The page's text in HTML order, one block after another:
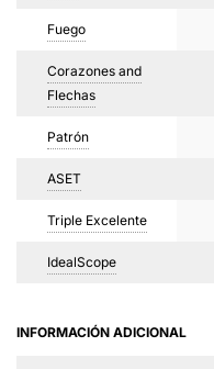
Fuego
Corazones and
Flechas
Patrón
ASET
Triple Excelente
IdealScope
INFORMACIÓN ADICIONAL